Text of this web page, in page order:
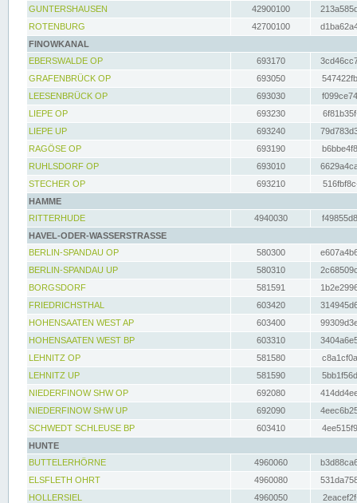
GUNTERSHAUSEN
42900100
ROTENBURG
42700100
FINOWKANAL
EBERSWALDE OP
693170
GRAFENBRÜCK OP
693050
LEESENBRÜCK OP
693030
LIEPE OP
693230
LIEPE UP
693240
RAGÖSE OP
693190
RUHLSDORF OP
693010
STECHER OP
693210
HAMME
RITTERHUDE
4940030
HAVEL-ODER-WASSERSTRASSE
BERLIN-SPANDAU OP
580300
BERLIN-SPANDAU UP
580310
BORGSDORF
581591
FRIEDRICHSTHAL
603420
HOHENSAATEN WEST AP
603400
HOHENSAATEN WEST BP
603310
LEHNITZ OP
581580
LEHNITZ UP
581590
NIEDERFINOW SHW OP
692080
NIEDERFINOW SHW UP
692090
SCHWEDT SCHLEUSE BP
603410
HUNTE
BUTTELERHÖRNE
4960060
ELSFLETH OHRT
4960080
HOLLERSIEL
4960050